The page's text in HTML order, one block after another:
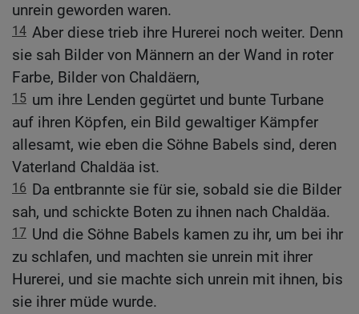
unrein geworden waren.
14 Aber diese trieb ihre Hurerei noch weiter. Denn
sie sah Bilder von Männern an der Wand in roter
Farbe, Bilder von Chaldäern,
15 um ihre Lenden gegürtet und bunte Turbane
auf ihren Köpfen, ein Bild gewaltiger Kämpfer
allesamt, wie eben die Söhne Babels sind, deren
Vaterland Chaldäa ist.
16 Da entbrannte sie für sie, sobald sie die Bilder
sah, und schickte Boten zu ihnen nach Chaldäa.
17 Und die Söhne Babels kamen zu ihr, um bei ihr
zu schlafen, und machten sie unrein mit ihrer
Hurerei, und sie machte sich unrein mit ihnen, bis
sie ihrer müde wurde.